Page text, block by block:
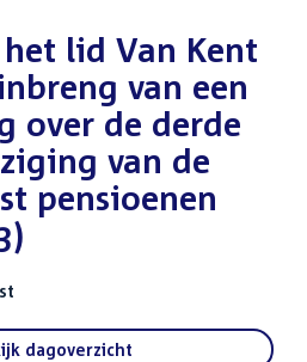
lid Van Kent
van een
over de derde
van de
pensioenen
dagoverzicht